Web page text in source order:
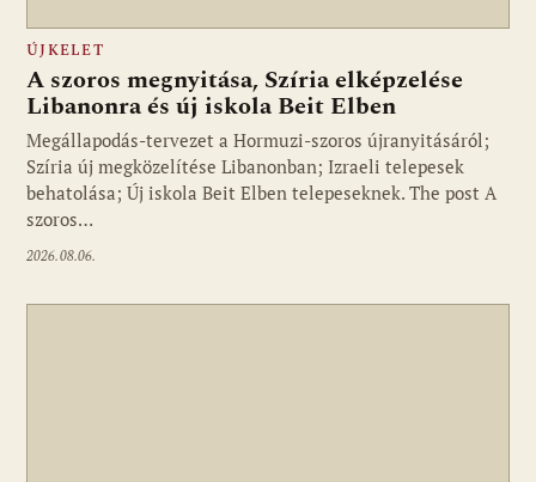
ÚJKELET
A szoros megnyitása, Szíria elképzelése
Libanonra és új iskola Beit Elben
Megállapodás-tervezet a Hormuzi-szoros újranyitásáról;
Szíria új megközelítése Libanonban; Izraeli telepesek
behatolása; Új iskola Beit Elben telepeseknek. The post A
szoros…
2026.08.06.